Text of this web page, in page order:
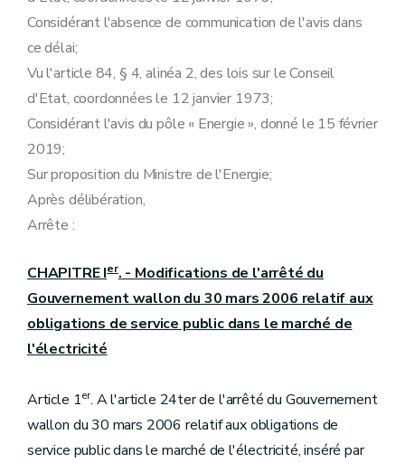
Considérant l'absence de communication de l'avis dans
ce délai;
Vu l'article 84, § 4, alinéa 2, des lois sur le Conseil
d'Etat, coordonnées le 12 janvier 1973;
Considérant l'avis du pôle « Energie », donné le 15 février
2019;
Sur proposition du Ministre de l'Energie;
Après délibération,
Arrête :
CHAPITRE Ier. - Modifications de l'arrêté du
Gouvernement wallon du 30 mars 2006 relatif aux
obligations de service public dans le marché de
l'électricité
Article 1er. A l'article 24ter de l'arrêté du Gouvernement
wallon du 30 mars 2006 relatif aux obligations de
service public dans le marché de l'électricité, inséré par